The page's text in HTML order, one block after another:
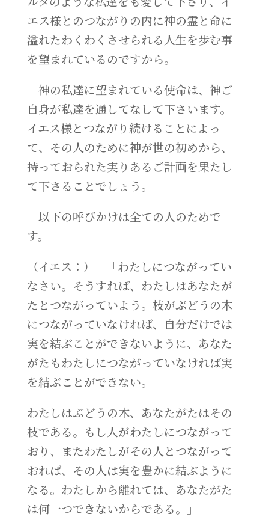
エス様とのつながりの内に神の霊と命に
溢れたわくわくさせられる人生を歩む事
を望まれているのですから。
神の私達に望まれている使命は、神ご
自身が私達を通してなして下さいます。
イエス様とつながり続けることによっ
て、その人のために神が世の初めから、
持っておられた実りあるご計画を果たし
て下さることでしょう。
以下の呼びかけは全ての人のためで
す。
（イエス：） 「わたしにつながってい
なさい。そうすれば、わたしはあなたが
たとつながっていよう。枝がぶどうの木
につながっていなければ、自分だけでは
実を結ぶことができないように、あなた
がたもわたしにつながっていなければ実
を結ぶことができない。
わたしはぶどうの木、あなたがたはその
枝である。もし人がわたしにつながって
おり、またわたしがその人とつながって
おれば、その人は実を豊かに結ぶように
なる。わたしから離れては、あなたがた
は何一つできないからである。」